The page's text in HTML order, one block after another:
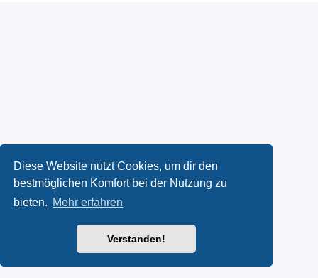
Diese Website nutzt Cookies, um dir den
bestmöglichen Komfort bei der Nutzung zu
bieten. Mehr erfahren
Verstanden!